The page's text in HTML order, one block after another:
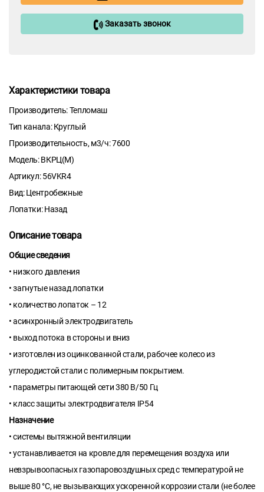
Заказать звонок
Характеристики товара
Производитель: Тепломаш
Тип канала: Круглый
Производительность, м3/ч: 7600
Модель: ВКРЦ(М)
Артикул: 56VKR4
Вид: Центробежные
Лопатки: Назад
Описание товара
Общие сведения
• низкого давления
• загнутые назад лопатки
• количество лопаток – 12
• асинхронный электродвигатель
• выход потока в стороны и вниз
• изготовлен из оцинкованной стали, рабочее колесо из
углеродистой стали с полимерным покрытием.
• параметры питающей сети 380 В/50 Гц
• класс защиты электродвигателя IP54
Назначение
• системы вытяжной вентиляции
• устанавливается на кровле для перемещения воздуха или
невзрывоопасных газопаровоздушных сред с температурой не
выше 80 °С, не вызывающих ускоренной коррозии стали (не более